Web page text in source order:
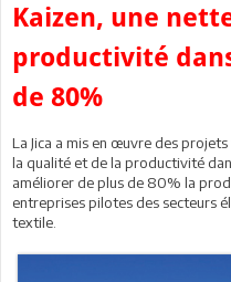
Kaizen, une
productivité
de 80%
La Jica a mis en œuvre des
la qualité et de la productivité
améliorer de plus de 80% la
entreprises pilotes des secteurs
textile.